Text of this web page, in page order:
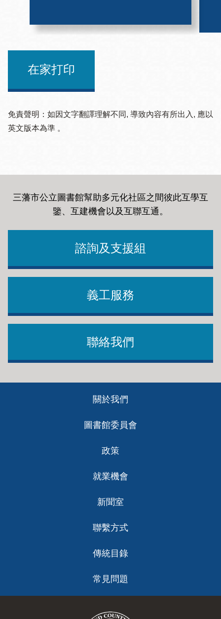
在家打印
免責聲明：如因文字翻譯理解不同, 導致內容有所出入, 應以
英文版本為準 。
三藩市公立圖書館幫助多元化社區之間彼此互學互
鑒、互建機會以及互聯互通。
諮詢及支援組
義工服務
聯絡我們
關於我們
圖書館委員會
政策
就業機會
新聞室
聯繫方式
傳統目錄
常見問題